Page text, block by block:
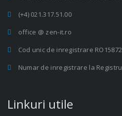
(+4) 021.317.51.00
office @ zen-it.ro
Cod unic de inregistrare
Numar de inregistrare la
Linkuri utile